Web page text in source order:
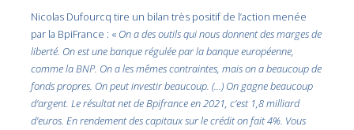
Nicolas Dufourcq tire un bilan très positif de l’action menée
par la BpiFrance : « On a des outils qui nous donnent des marges de
liberté. On est une banque régulée par la banque européenne,
comme la BNP. On a les mêmes contraintes, mais on a beaucoup de
fonds propres. On peut investir beaucoup. (…) On gagne beaucoup
d’argent. Le résultat net de Bpifrance en 2021, c’est 1,8 milliard
d’euros. En rendement des capitaux sur le crédit on fait 4%. Vous